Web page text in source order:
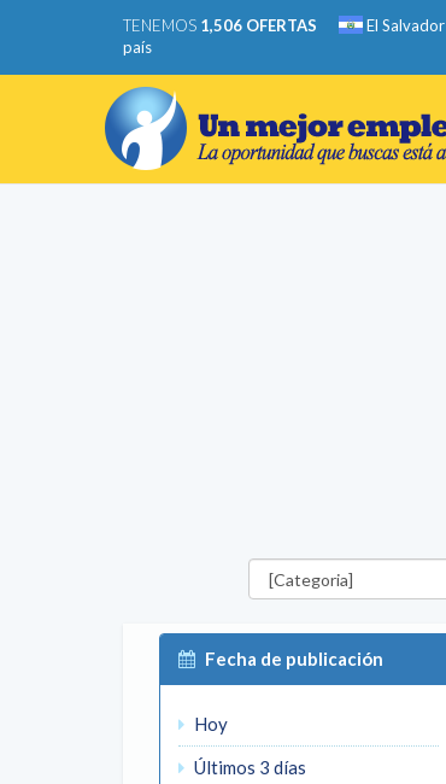
TENEMOS 1,506 OFERTAS El Salvador
país
Categorías
Fecha de publicación
Hoy
Últimos 3 días